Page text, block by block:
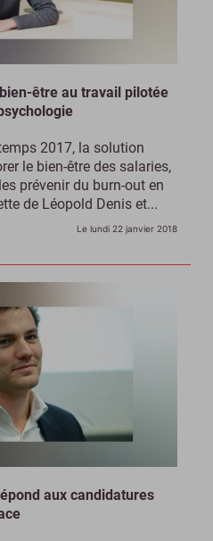
être au travail pilotée
2017, la solution
le bien-être des salaries,
prévenir du burn-out en
de Léopold Denis et...
Le lundi 22 janvier 2018
aux candidatures